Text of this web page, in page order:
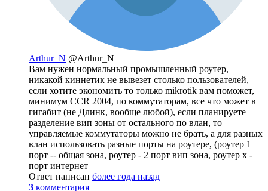
Arthur_N @Arthur_N
Вам нужен нормальный промышленный роутер,
никакой киннетик не вывезет столько пользователей,
если хотите экономить то только mikrotik вам поможет,
минимум CCR 2004, по коммутаторам, все что может в
гигабит (не Длинк, вообще любой), если планируете
разделение вип зоны от остального по влан, то
управляемые коммутаторы можно не брать, а для разных
влан использовать разные порты на роутере, (роутер 1
порт -- общая зона, роутер - 2 порт вип зона, роутер х -
порт интернет
Ответ написан более года назад
3 комментария